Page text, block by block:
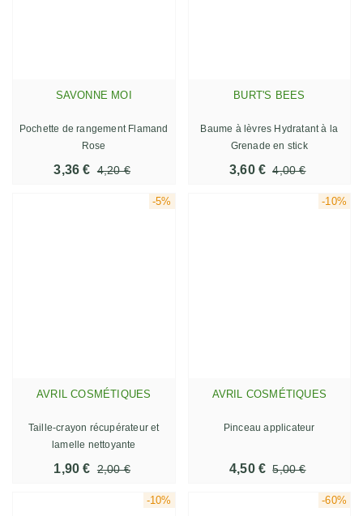
SAVONNE MOI
Pochette de rangement Flamand
Rose
3,36 € 4,20 €
BURT'S BEES
Baume à lèvres Hydratant à la
Grenade en stick
3,60 € 4,00 €
-5%
AVRIL COSMÉTIQUES
Taille-crayon récupérateur et
lamelle nettoyante
1,90 € 2,00 €
-10%
AVRIL COSMÉTIQUES
Pinceau applicateur
4,50 € 5,00 €
-10% -60%